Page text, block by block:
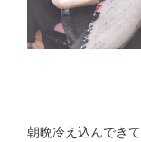
朝晩冷え込んでき